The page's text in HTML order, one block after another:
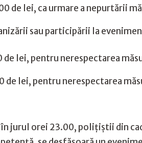
de lei, ca urmare a nepurtării
sau participării la
de lei, pentru nerespectarea
de lei, pentru nerespectarea
jurul orei 23.00, polițiștii din